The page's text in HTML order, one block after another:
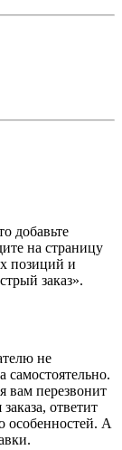
добавьте
на страницу
позиций и
заказ».
не
самостоятельно.
вам перезвонит
ответит
особенностей. А